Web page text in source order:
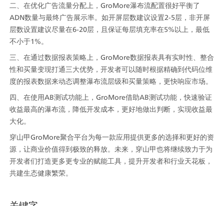
二、在优化广告流量分配上，GroMore瀑布流配置很好平衡了
ADN数量与最终广告展示率。如开屏层数建议设置2-5层，非开屏
层数设置建议尽量在6-20层，且保证每层填充率在5%以上，最低
不小于1%。
三、在通过数据报表策略上，GroMore数据报表具有实时性、整合
性和买量变现打通三大优势，开发者可以随时根据精确到代码位维
度的报表数据来动态调整瀑布流层级和买量策略，更快响应市场。
四、在使用AB测试功能上，GroMore借助AB测试功能，快速验证
收益最高的瀑布流，降低开发成本，更好地做出判断，实现收益最
大化。
穿山甲GroMore聚合平台为每一款应用提供更多的选择和更好的资
源，让商业价值得到极致的释放。未来，穿山甲也将继续致力于为
开发者们打造更多更专业的赋能工具，提升开发者和行业天花板，
共建生态健康繁荣。